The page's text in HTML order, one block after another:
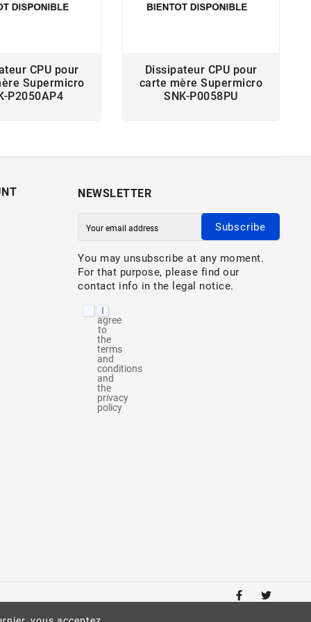
CPU pour
Supermicro
P2050AP4
Dissipateur CPU pour
carte mère Supermicro
SNK-P0058PU
NEWSLETTER
Subscribe
You may unsubscribe at any moment.
For that purpose, please find our
contact info in the legal notice.
I
agree
to
the
terms
and
conditions
and
the
privacy
policy